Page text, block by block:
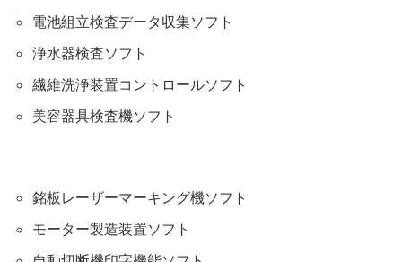
電池組立検査データ収集ソフト
浄水器検査ソフト
繊維洗浄装置コントロールソフト
美容器具検査機ソフト
銘板レーザーマーキング機ソフト
モーター製造装置ソフト